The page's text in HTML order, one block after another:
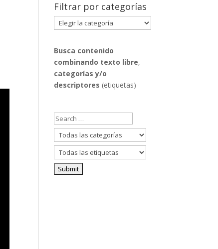
Filtrar por categorías
Filtrar
por
Busca contenido
combinando texto libre,
categorías y/o
descriptores (etiquetas)